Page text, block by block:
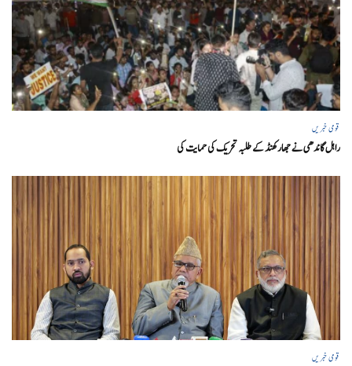
قومی خبریں
راہل گاندھی نے جھارکھنڈ کے طلبہ تحریک کی حمایت کی
قومی خبریں